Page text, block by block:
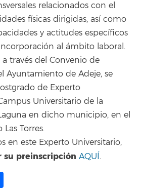
relacionados con el
físicas dirigidas, así como
y actitudes específicos
al ámbito laboral.
través del Convenio de
Ayuntamiento de Adeje, se
de Experto
Universitario de la
en dicho municipio, en el
Torres.
en este Experto Universitario,
su preinscripción AQUÍ.